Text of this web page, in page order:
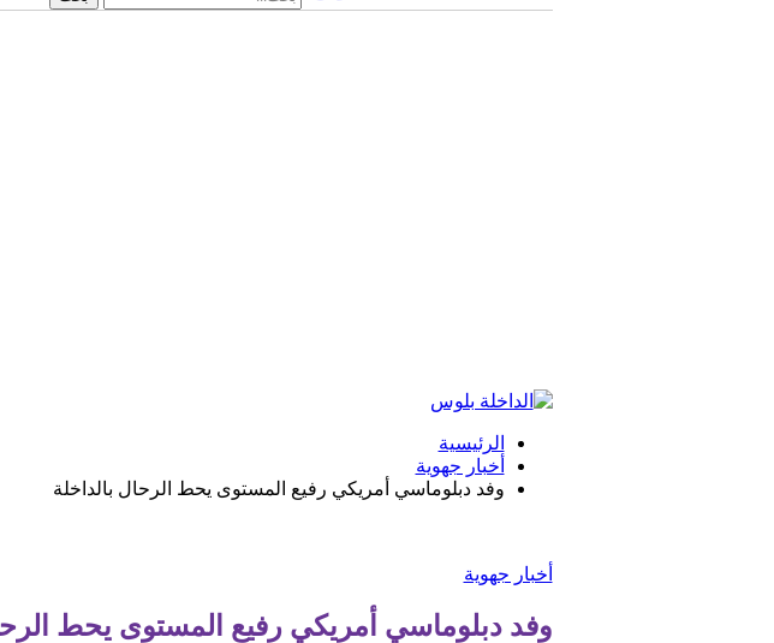
الرئيسية
أخبار جهوية
وفد دبلوماسي أمریكي رفیع المستوى یحط الرحال بالداخلة
أخبار جهوية
وفد دبلوماسي أمریكي رفیع المستوى یحط